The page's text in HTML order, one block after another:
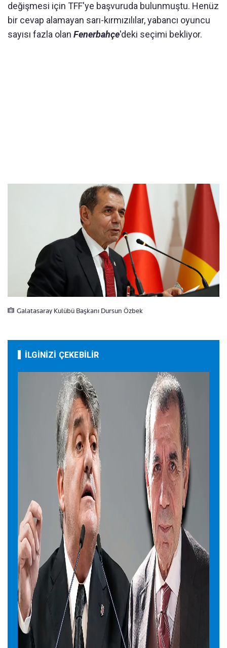
değişmesi için TFF'ye başvuruda bulunmuştu. Henüz
bir cevap alamayan sarı-kırmızılılar, yabancı oyuncu
sayısı fazla olan Fenerbahçe'deki seçimi bekliyor.
Galatasaray Kulübü Başkanı Dursun Özbek
İLGİNİZİ ÇEKEBİLİR